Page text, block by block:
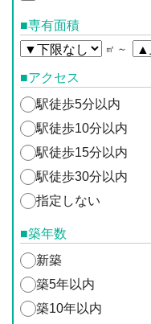
■専有面積
㎡ ～
■アクセス
駅徒歩5分以内
駅徒歩10分以内
駅徒歩15分以内
駅徒歩30分以内
指定しない
■築年数
新築
築5年以内
築10年以内